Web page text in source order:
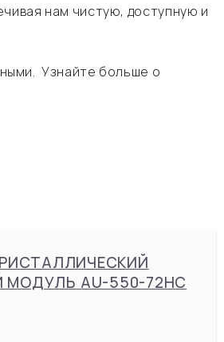
нам чистую, доступную и
Узнайте больше о
AU-550-72HC